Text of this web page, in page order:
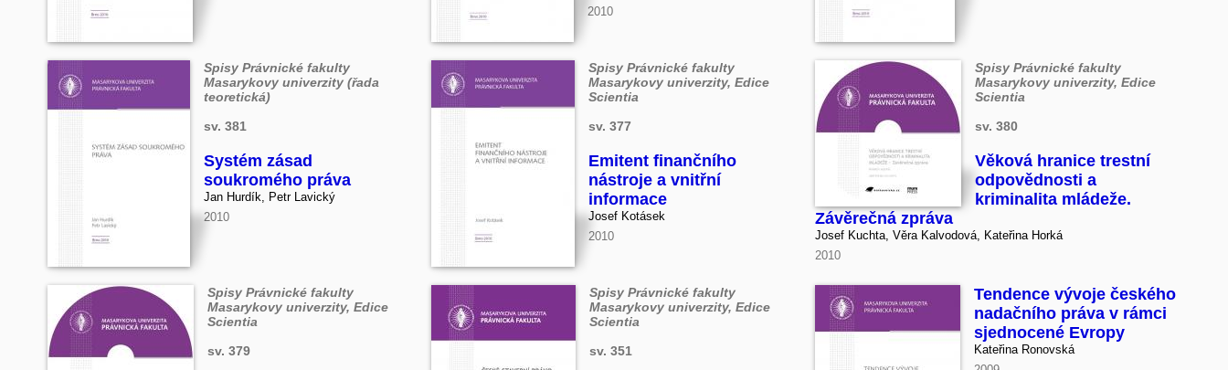
2010
Spisy Právnické fakulty
Masarykovy univerzity (řada
teoretická)
sv. 381
Systém zásad
soukromého práva
Jan Hurdík, Petr Lavický
2010
Spisy Právnické fakulty
Masarykovy univerzity, Edice
Scientia
sv. 377
Emitent finančního
nástroje a vnitřní
informace
Josef Kotásek
2010
Spisy Právnické fakulty
Masarykovy univerzity, Edice
Scientia
sv. 380
Věková hranice trestní
odpovědnosti a
kriminalita mládeže.
Závěrečná zpráva
Josef Kuchta, Věra Kalvodová, Kateřina Horká
2010
Spisy Právnické fakulty
Masarykovy univerzity, Edice
Scientia
sv. 379
Spisy Právnické fakulty
Masarykovy univerzity, Edice
Scientia
sv. 351
Tendence vývoje českého
nadačního práva v rámci
sjednocené Evropy
Kateřina Ronovská